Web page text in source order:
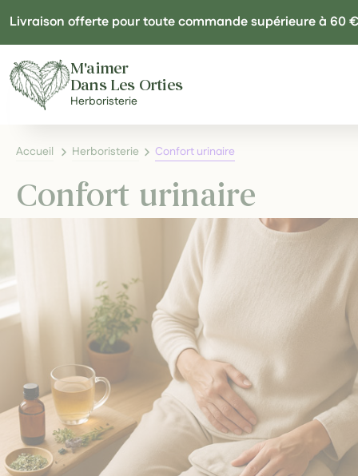
Livraison offerte pour toute commande supérieure à 60 €
M'aimer
Dans Les Orties
Herboristerie
Accueil Herboristerie Confort urinaire
Confort urinaire